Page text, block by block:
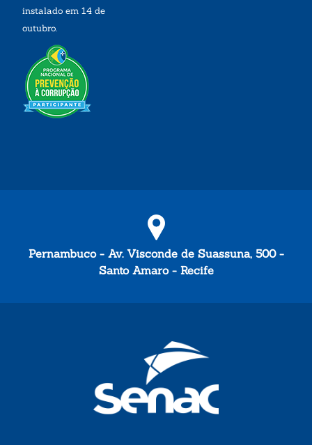
instalado em 14 de
outubro.
Pernambuco - Av. Visconde de Suassuna, 500 -
Santo Amaro - Recife